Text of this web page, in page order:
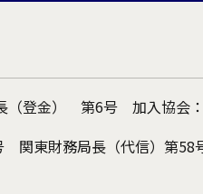
（登金） 第6号 加入協会
東財務局長（代信）第58